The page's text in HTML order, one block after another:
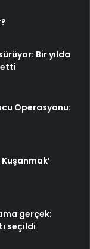
Bir yılda
Operasyonu:
gerçek:
seçildi